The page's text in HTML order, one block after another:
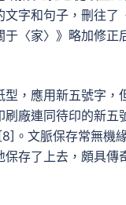
字和句子，刪往
于〈家〉》略加修
，應用新五號字
廠連同待印的新
。文脈保存常無
存了上去，頗具